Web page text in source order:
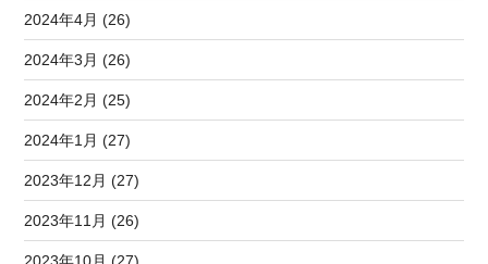
2024年4月 (26)
2024年3月 (26)
2024年2月 (25)
2024年1月 (27)
2023年12月 (27)
2023年11月 (26)
2023年10月 (27)